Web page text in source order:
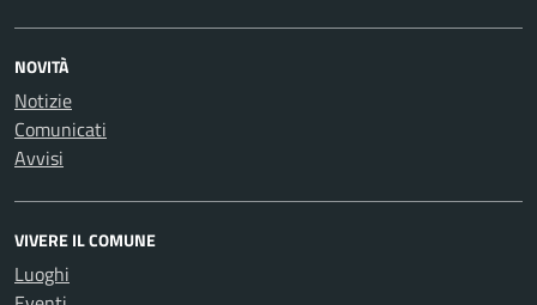
NOVITÀ
Notizie
Comunicati
Avvisi
VIVERE IL COMUNE
Luoghi